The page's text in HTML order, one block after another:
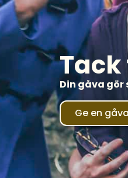
Din gåva
Ge en gåva